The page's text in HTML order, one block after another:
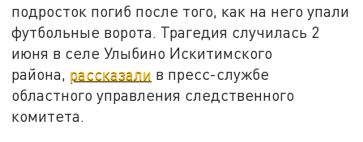
подросток погиб после того, как на него упали
футбольные ворота. Трагедия случилась 2
июня в селе Улыбино Искитимского
района, рассказали в пресс-службе
областного управления следственного
комитета.